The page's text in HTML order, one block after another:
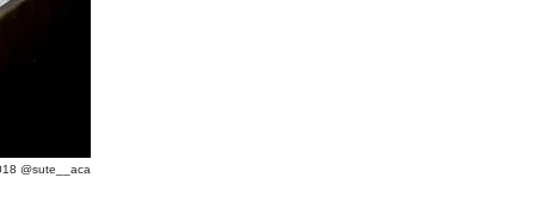
@sute__aca